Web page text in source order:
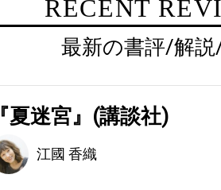
RECENT
最新の書評/解
『夏迷宮』(講談社)
江國 香織